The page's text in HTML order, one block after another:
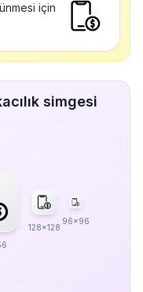
için
simgesi
128x128
96x96